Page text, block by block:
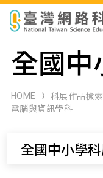
科展作品檢索
科學研習月刊
全國中
HOME 科展作品檢索
電腦與資訊學科
全國中小學